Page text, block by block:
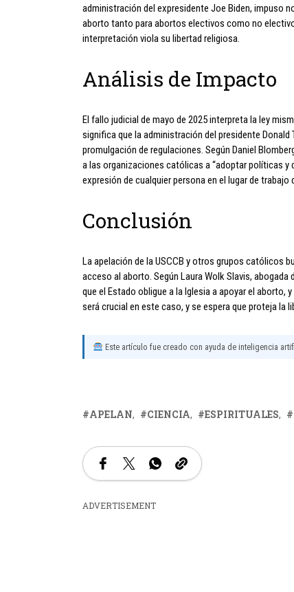
administración del expresidente Joe Biden, impuso
aborto tanto para abortos electivos como no
interpretación viola su libertad religiosa.
Análisis de Impacto
El fallo judicial de mayo de 2025 interpreta la ley
significa que la administración del presidente
promulgación de regulaciones. Según Daniel
a las organizaciones católicas a “adoptar políticas y
expresión de cualquier persona en el lugar de
Conclusión
La apelación de la USCCB y otros grupos católicos
acceso al aborto. Según Laura Wolk Slavis,
que el Estado obligue a la Iglesia a apoyar el aborto,
será crucial en este caso, y se espera que proteja
Este artículo fue creado con ayuda de inteligencia
APELAN CIENCIA ESPIRITUALES
ADVERTISEMENT